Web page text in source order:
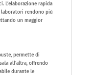
L’elaborazione rapida
rendono più
un maggior
permette di
all'altra, offrendo
durante le